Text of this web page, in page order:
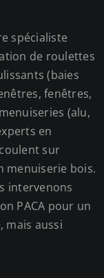
spécialiste
de roulettes
(baies
fenêtres,
(alu,
en
sur
menuiserie bois.
intervenons
PACA pour un
mais aussi